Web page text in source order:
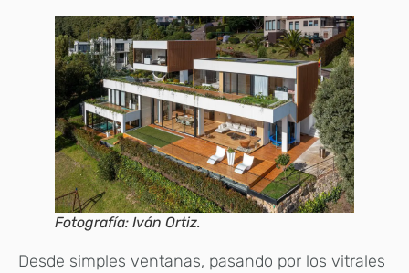
Fotografía: Iván Ortiz.
Desde simples ventanas, pasando por los vitrales